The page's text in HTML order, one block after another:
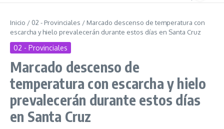
Inicio / 02 - Provinciales / Marcado descenso de temperatura con
escarcha y hielo prevalecerán durante estos días en Santa Cruz
02 - Provinciales
Marcado descenso de
temperatura con escarcha y hielo
prevalecerán durante estos días
en Santa Cruz